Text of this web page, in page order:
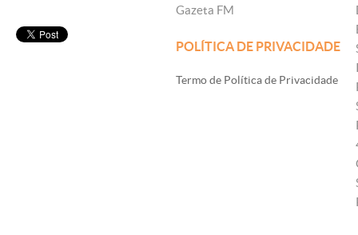
Gazeta FM
POLÍTICA DE PRIVACIDADE
Termo de Política de Privacidade